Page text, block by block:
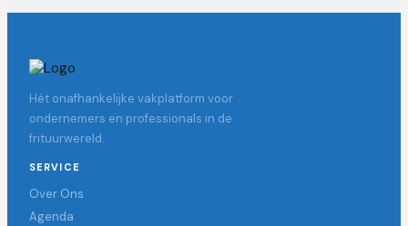
Hét onafhankelijke vakplatform voor
ondernemers en professionals in de
frituurwereld.
SERVICE
Over Ons
Agenda